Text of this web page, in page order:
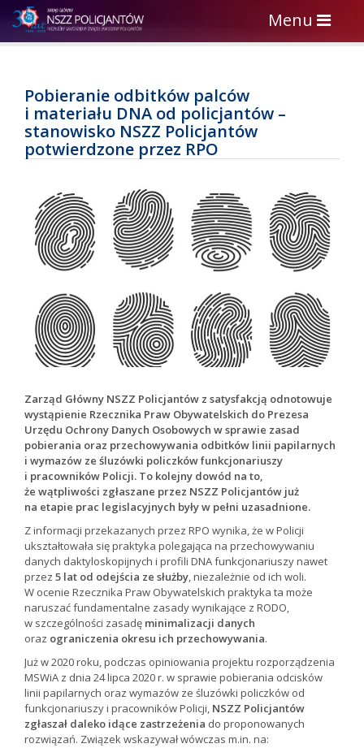
Toggle
navigation
Menu
Pobieranie odbitków palców
i materiału DNA od policjantów –
stanowisko NSZZ Policjantów
potwierdzone przez RPO
Zarząd Główny NSZZ Policjantów z satysfakcją odnotowuje
wystąpienie Rzecznika Praw Obywatelskich do Prezesa
Urzędu Ochrony Danych Osobowych w sprawie zasad
pobierania oraz przechowywania odbitków linii papilarnych
i wymazów ze śluzówki policzków funkcjonariuszy
i pracowników Policji. To kolejny dowód na to,
że wątpliwości zgłaszane przez NSZZ Policjantów już
na etapie prac legislacyjnych były w pełni uzasadnione.
Z informacji przekazanych przez RPO wynika, że w Policji
ukształtowała się praktyka polegająca na przechowywaniu
danych daktyloskopijnych i profili DNA funkcjonariuszy nawet
przez 5 lat od odejścia ze służby, niezależnie od ich woli.
W ocenie Rzecznika Praw Obywatelskich praktyka ta może
naruszać fundamentalne zasady wynikające z RODO,
w szczególności zasadę minimalizacji danych
oraz ograniczenia okresu ich przechowywania.
Już w 2020 roku, podczas opiniowania projektu rozporządzenia
MSWiA z dnia 24 lipca 2020 r. w sprawie pobierania odcisków
linii papilarnych oraz wymazów ze śluzówki policzków od
funkcjonariuszy i pracowników Policji, NSZZ Policjantów
zgłaszał daleko idące zastrzeżenia do proponowanych
rozwiązań. Związek wskazywał wówczas m.in. na: